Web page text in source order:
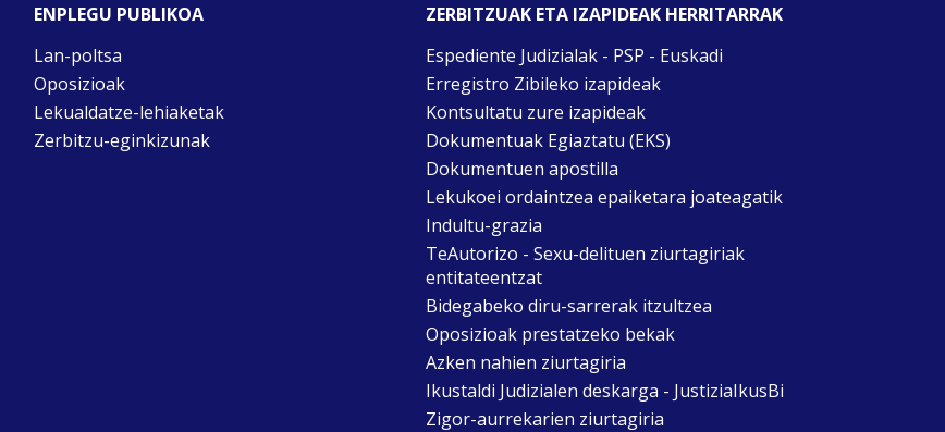
ENPLEGU PUBLIKOA
Lan-poltsa
Oposizioak
Lekualdatze-lehiaketak
Zerbitzu-eginkizunak
ZERBITZUAK ETA IZAPIDEAK HERRITARRAK
Espediente Judizialak - PSP - Euskadi
Erregistro Zibileko izapideak
Kontsultatu zure izapideak
Dokumentuak Egiaztatu (EKS)
Dokumentuen apostilla
Lekukoei ordaintzea epaiketara joateagatik
Indultu-grazia
TeAutorizo - Sexu-delituen ziurtagiriak
entitateentzat
Bidegabeko diru-sarrerak itzultzea
Oposizioak prestatzeko bekak
Azken nahien ziurtagiria
Ikustaldi Judizialen deskarga - JustiziaIkusBi
Zigor-aurrekarien ziurtagiria